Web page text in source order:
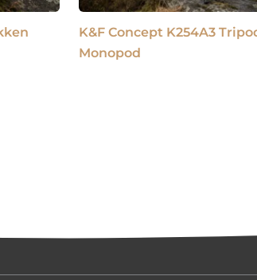
K&F Concept K254A3
Monopod